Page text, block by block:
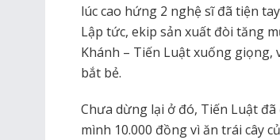
lúc cao hứng 2 nghệ sĩ đã tiện
Lập tức, ekip sản xuất đòi tăng
Khánh – Tiến Luật xuống giọng,
bắt bẻ.
Chưa dừng lại ở đó, Tiến Luật
mình 10.000 đồng vì ăn trái cây